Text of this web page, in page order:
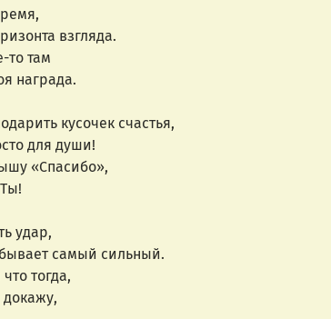
взгляда.
то там
награда.
кусочек счастья,
для души!
«Спасибо»,
удар,
самый сильный.
тогда,